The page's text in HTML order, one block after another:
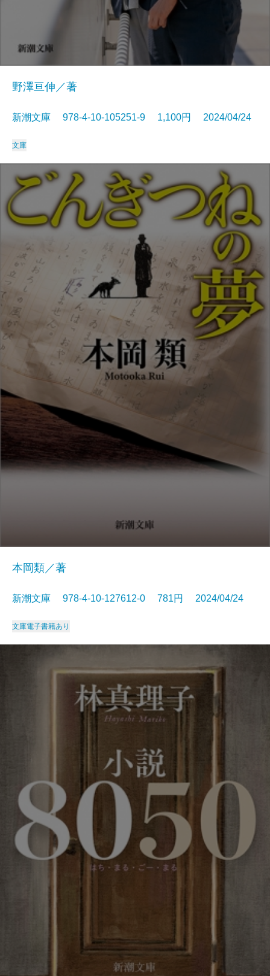
野澤亘伸／著
新潮文庫 978-4-10-105251-9 1,100円 2024/04/24
文庫
本岡類／著
新潮文庫 978-4-10-127612-0 781円 2024/04/24
文庫電子書籍あり